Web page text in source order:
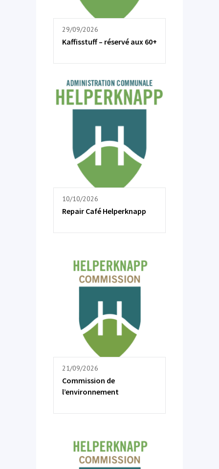
29/09/2026
Kaffisstuff – réservé aux 60+
10/10/2026
Repair Café Helperknapp
21/09/2026
Commission de
l’environnement